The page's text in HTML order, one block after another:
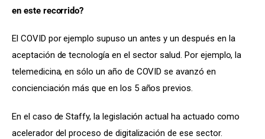
en este recorrido?
El COVID por ejemplo supuso un antes y un después en la
aceptación de tecnología en el sector salud. Por ejemplo, la
telemedicina, en sólo un año de COVID se avanzó en
concienciación más que en los 5 años previos.
En el caso de Staffy, la legislación actual ha actuado como
acelerador del proceso de digitalización de ese sector.